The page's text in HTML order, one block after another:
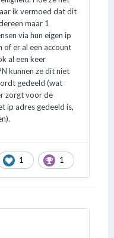
ik vermoed dat dit
maar 1
via hun eigen ip
of er al een account
al een keer
kunnen ze dit niet
gedeeld (wat
zorgt voor de
ip adres gedeeld is,
1 1